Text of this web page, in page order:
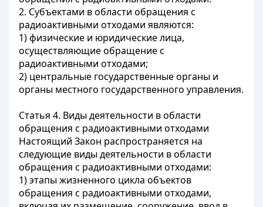
2. Субъектами в области обращения с
радиоактивными отходами являются:
1) физические и юридические лица,
осуществляющие обращение с
радиоактивными отходами;
2) центральные государственные органы и
органы местного государственного управления.
Статья 4. Виды деятельности в области
обращения с радиоактивными отходами
Настоящий Закон распространяется на
следующие виды деятельности в области
обращения с радиоактивными отходами:
1) этапы жизненного цикла объектов
обращения с радиоактивными отходами,